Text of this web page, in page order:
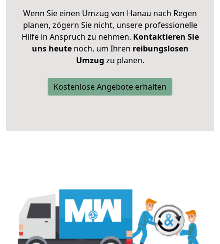
Wenn Sie einen Umzug von Hanau nach Regen
planen, zögern Sie nicht, unsere professionelle
Hilfe in Anspruch zu nehmen. Kontaktieren Sie
uns heutenoch, um Ihren reibungslosen
Umzug zu planen.
Kostenlose Angebote erhalten